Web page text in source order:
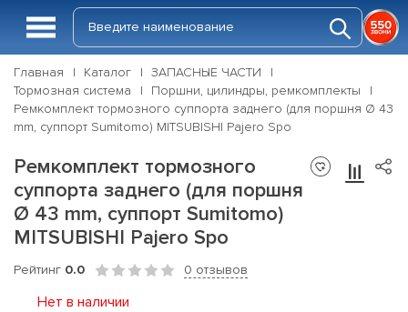
Главная Каталог
ЗАПАСНЫЕ ЧАСТИ
Тормозная система
Поршни, цилиндры, ремкомплекты
Ремкомплект тормозного суппорта заднего (для поршня Ø 43
mm, суппорт Sumitomo) MITSUBISHI Pajero Spo
Ремкомплект тормозного
суппорта заднего (для поршня
Ø 43 mm, суппорт Sumitomo)
MITSUBISHI Pajero Spo
Рейтинг 0.0 0 отзывов
Нет в наличии